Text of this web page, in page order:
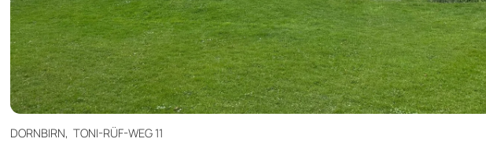
DORNBIRN, TONI-RÜF-WEG 11